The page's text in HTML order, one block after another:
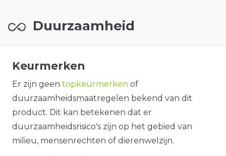
Duurzaamheid
Keurmerken
Er zijn geen topkeurmerken of
duurzaamheidsmaatregelen bekend van dit
product. Dit kan betekenen dat er
duurzaamheidsrisico's zijn op het gebied van
milieu, mensenrechten of dierenwelzijn.